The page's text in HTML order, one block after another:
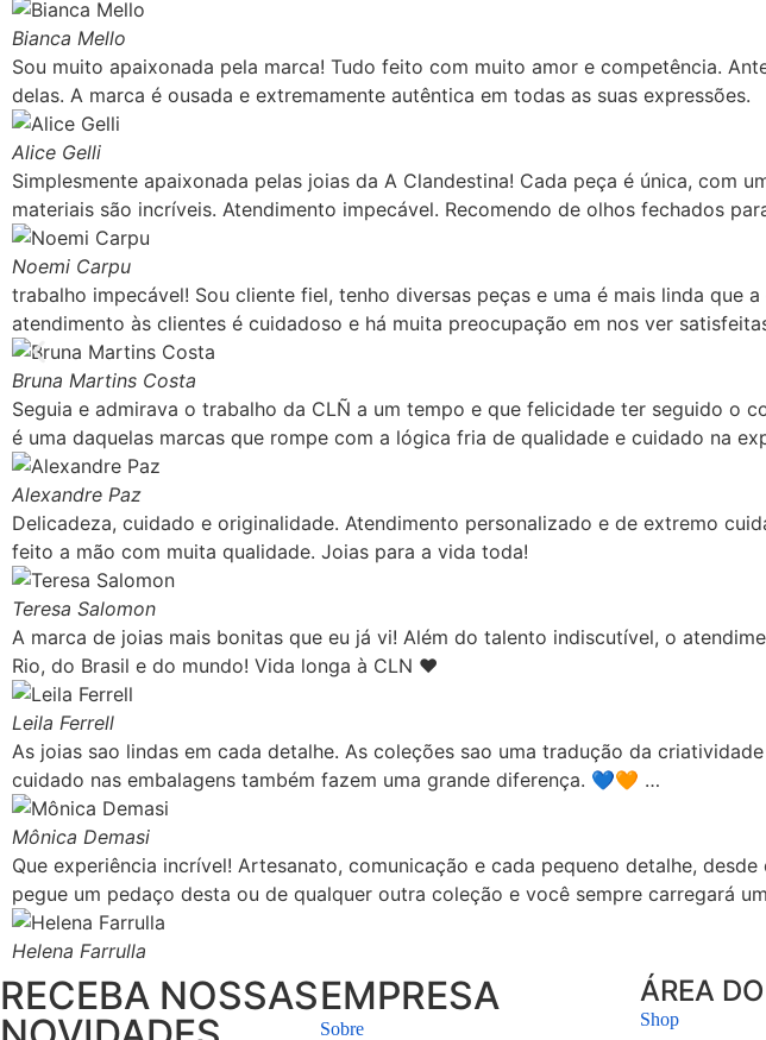
Bianca Mello
Sou muito apaixonada pela marca! Tudo feito com muito amor e competência.
delas. A marca é ousada e extremamente autêntica em todas as suas expressões.
Alice Gelli
Simplesmente apaixonada pelas joias da A Clandestina! Cada peça é única, com
materiais são incríveis. Atendimento impecável. Recomendo de olhos fechados
Noemi Carpu
trabalho impecável! Sou cliente fiel, tenho diversas peças e uma é mais linda
atendimento às clientes é cuidadoso e há muita preocupação em nos ver
Bruna Martins Costa
Seguia e admirava o trabalho da CLÑ a um tempo e que felicidade ter seguido o
é uma daquelas marcas que rompe com a lógica fria de qualidade e cuidado na
Alexandre Paz
Delicadeza, cuidado e originalidade. Atendimento personalizado e de extremo
feito a mão com muita qualidade. Joias para a vida toda!
Teresa Salomon
A marca de joias mais bonitas que eu já vi! Além do talento indiscutível, o
Rio, do Brasil e do mundo! Vida longa à CLN ❤️
Leila Ferrell
As joias sao lindas em cada detalhe. As coleções sao uma tradução da
cuidado nas embalagens também fazem uma grande diferença. 💙🧡 …
Mônica Demasi
Que experiência incrível! Artesanato, comunicação e cada pequeno detalhe,
pegue um pedaço desta ou de qualquer outra coleção e você sempre carregará
Helena Farrulla
RECEBA NOSSASEMPRESA
Sobre
ÁREA
Shop